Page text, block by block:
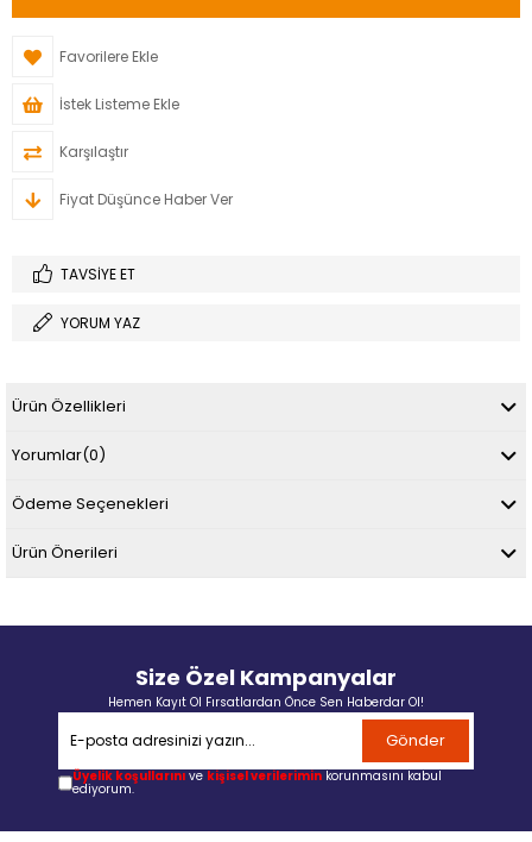
Favorilere Ekle
İstek Listeme Ekle
Karşılaştır
Fiyat Düşünce Haber Ver
TAVSIYE ET
YORUM YAZ
Ürün Özellikleri
Yorumlar(0)
Ödeme Seçenekleri
Ürün Önerileri
Size Özel Kampanyalar
Hemen Kayıt Ol Fırsatlardan Önce Sen Haberdar Ol!
Gönder
Üyelik koşullarını ve kişisel verilerimin korunmasını kabul
ediyorum.